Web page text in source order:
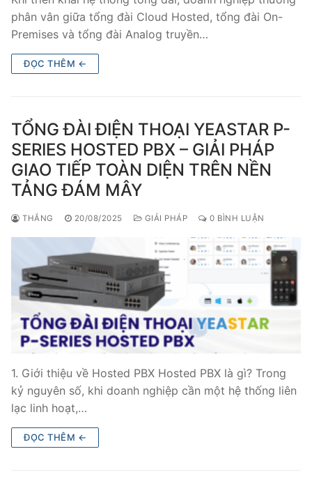
PRI VoIP Gateway TE200
BRI VoIP Gateway
TIN TỨC
HƯỚNG DẪN
phân vân giữa tổng đài Cloud Hosted, tổng đài On-
Premises và tổng đài Analog truyền…
ĐỌC THÊM ←
TỔNG ĐÀI ĐIỆN THOẠI YEASTAR P-
SERIES HOSTED PBX – GIẢI PHÁP
GIAO TIẾP TOÀN DIỆN TRÊN NỀN
TẢNG ĐÁM MÂY
THẮNG 20/08/2025 GIẢI PHÁP 0 BÌNH LUẬN
1. Giới thiệu về Hosted PBX Hosted PBX là gì? Trong
kỷ nguyên số, khi doanh nghiệp cần một hệ thống liên
lạc linh hoạt,…
ĐỌC THÊM ←